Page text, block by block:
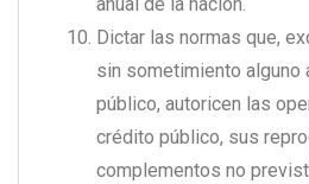
Dictar las normas que,
sin sometimiento alguno
público, autoricen las
crédito público, sus
complementos no